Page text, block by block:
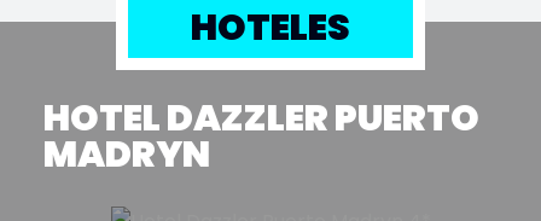
HOTELES
HOTEL DAZZLER PUERTO
MADRYN